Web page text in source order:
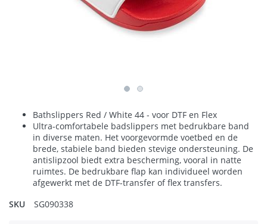
Bathslippers Red / White 44 - voor DTF en Flex
Ultra-comfortabele badslippers met bedrukbare band
in diverse maten. Het voorgevormde voetbed en de
brede, stabiele band bieden stevige ondersteuning. De
antislipzool biedt extra bescherming, vooral in natte
ruimtes. De bedrukbare flap kan individueel worden
afgewerkt met de DTF-transfer of flex transfers.
SKU
SG090338